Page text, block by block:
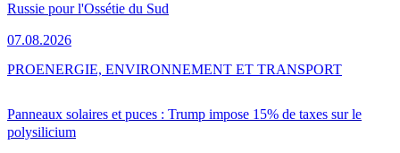
Russie pour l'Ossétie du Sud
07.08.2026
Panneaux solaires et puces : Trump impose 15% de taxes sur le
polysilicium
PROENERGIE, ENVIRONNEMENT ET TRANSPORT